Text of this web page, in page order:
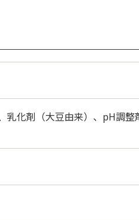
化剤（大豆由来）、pH調整